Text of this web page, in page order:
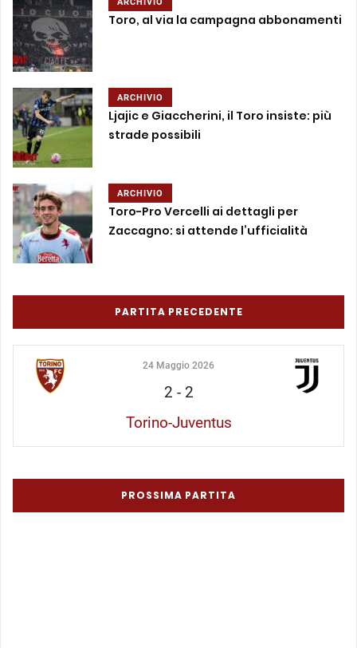
Toro, al via la campagna abbonamenti
ARCHIVIO
Ljajic e Giaccherini, il Toro insiste: più
strade possibili
ARCHIVIO
Toro-Pro Vercelli ai dettagli per
Zaccagno: si attende l’ufficialità
PARTITA PRECEDENTE
24 Maggio 2026
2 - 2
Torino-Juventus
PROSSIMA PARTITA